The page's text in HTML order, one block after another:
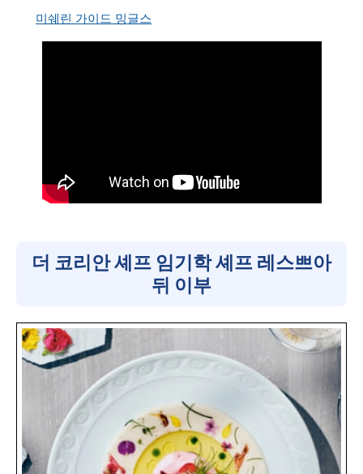
미쉐린 가이드 밍글스
더 코리안 셰프 임기학 셰프 레스쁘아
뒤 이부